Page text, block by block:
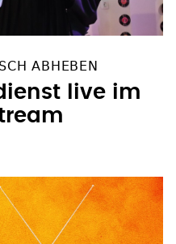
ABHEBEN
live im